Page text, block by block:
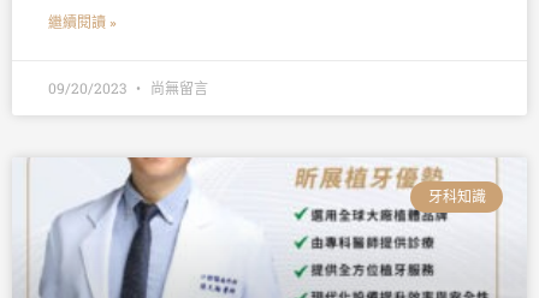
繼續閱讀 »
09/20/2023 尚無留言
牙科知識